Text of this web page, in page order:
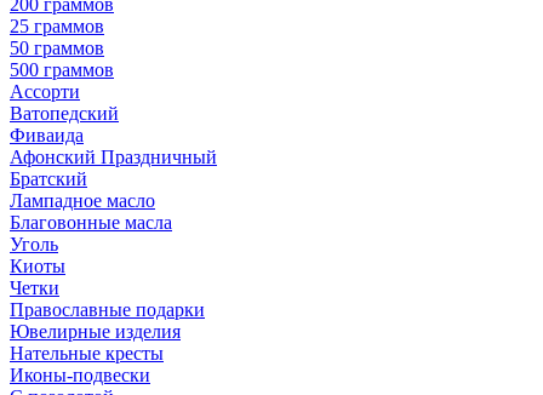
200 граммов
25 граммов
50 граммов
500 граммов
Ассорти
Ватопедский
Фиваида
Афонский Праздничный
Братский
Лампадное масло
Благовонные масла
Уголь
Киоты
Четки
Православные подарки
Ювелирные изделия
Нательные кресты
Иконы-подвески